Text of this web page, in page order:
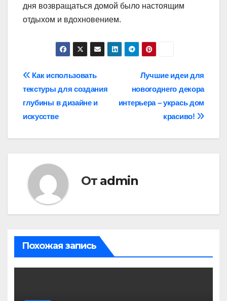
дня возвращаться домой было настоящим
отдыхом и вдохновением.
Навигация
по
записям
Лучшие идеи для
новогоднего декора
интерьера – укрась дом
красиво!
Как использовать
текстуры для создания
глубины в дизайне и
искусстве
От admin
Похожая запись